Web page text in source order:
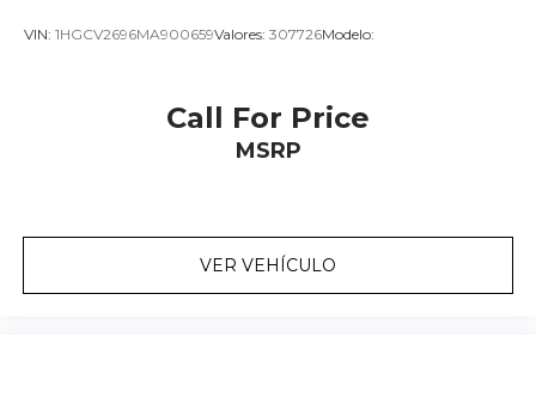
VIN: 1HGCV2696MA900659Valores: 307726Modelo:
Call For Price
MSRP
VER VEHÍCULO